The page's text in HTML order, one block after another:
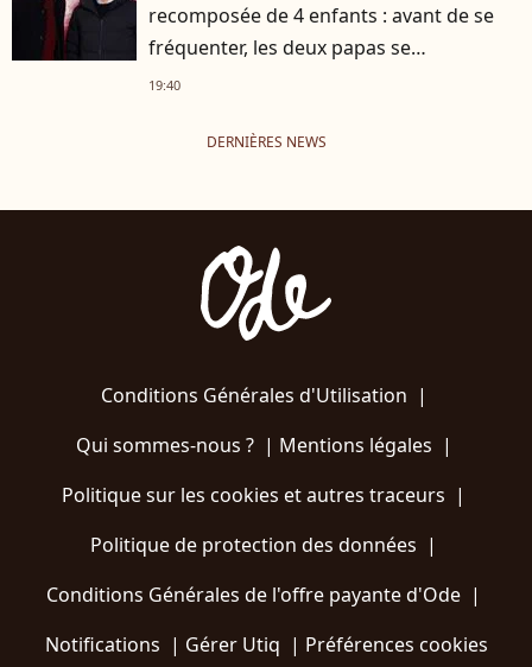
recomposée de 4 enfants : avant de se
fréquenter, les deux papas se
connaissaient depuis des années
19:40
DERNIÈRES NEWS
Conditions Générales d'Utilisation |
Qui sommes-nous ?| Mentions légales |
Politique sur les cookies et autres traceurs |
Politique de protection des données |
Conditions Générales de l'offre payante d'Ode |
Notifications | Gérer Utiq | Préférences cookies